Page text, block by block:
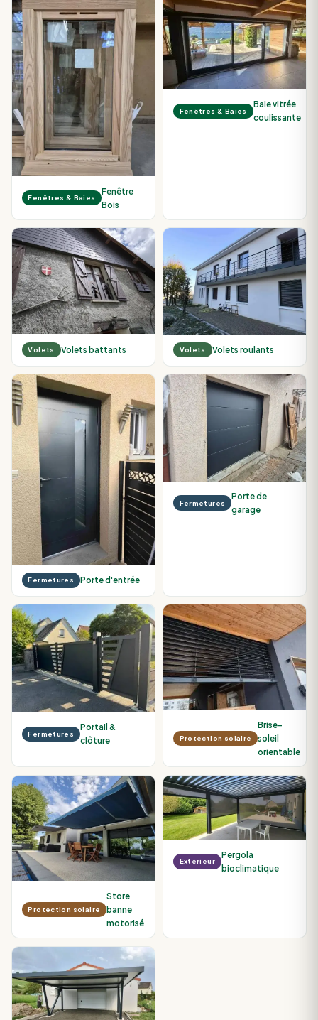
Fenêtres & Baies
Fenêtre
Bois
Fenêtres & Baies
Baie vitrée
coulissante
Volets Volets battants Volets Volets roulants
Fermetures Porte d'entrée
Fermetures
Porte de
garage
Fermetures
Portail &
clôture
Protection solaire
Brise-
soleil
orientable
Protection solaire
Store
banne
motorisé
Extérieur
Pergola
bioclimatique